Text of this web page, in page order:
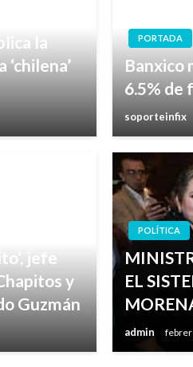
la
PORTADA
Banxico
6.5% de
soporteinfix
jefe
y
Guzmán
POLÍTICA
EL
admin